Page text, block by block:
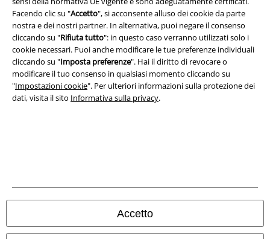
Facendo clic su "Accetto", si acconsente alluso dei cookie da parte
nostra e dei nostri partner. In alternativa, puoi negare il consenso
cliccando su "Rifiuta tutto": in questo caso verranno utilizzati solo i
cookie necessari. Puoi anche modificare le tue preferenze individuali
cliccando su "Imposta preferenze". Hai il diritto di revocare o
modificare il tuo consenso in qualsiasi momento cliccando su
"Impostazioni cookie". Per ulteriori informazioni sulla protezione dei
dati, visita il sito Informativa sulla privacy.
Accetto
Redazione
Legge sulla Privacy
Smaltimento rifiuti e protezione dell’ambiente
Dichiarazione di Conformità
I prezzi sono IVA compresa. Spese ditrasporto escluse
© 1986-2026 EMP Mailorder Italia S.r.l.